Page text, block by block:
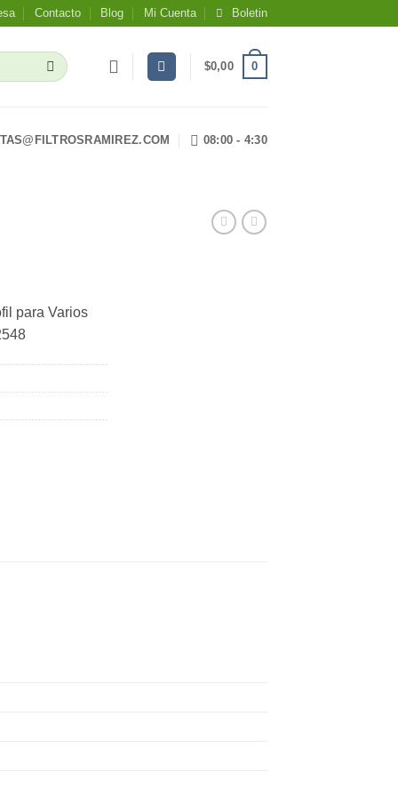
Contacto Blog Mi Cuenta Boletin
$0,00 0
08:00 - 4:30
para Varios